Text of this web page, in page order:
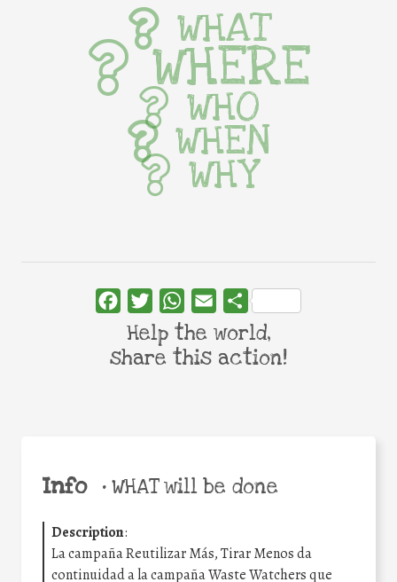
Info •WHAT will be done
Description:
La campaña Reutilizar Más, Tirar Menos da
continuidad a la campaña Waste Watchers que
WHAT
WHERE
WHO
WHEN
WHY
FacebookTwitterWhatsApp
Email Share
Help the world,
share this action!